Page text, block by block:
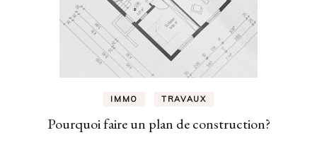
IMMO TRAVAUX
Pourquoi faire un plan de construction?